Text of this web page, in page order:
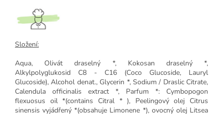
Složení:
Aqua, Olivát draselný *, Kokosan draselný *,
Alkylpolyglukosid C8 - C16 (Coco Glucoside, Lauryl
Glucoside), Alcohol denat., Glycerin *, Sodium / Draslic Citrate,
Calendula officinalis extract *, Parfum *: Cymbopogon
flexuosus oil *(contains Citral * ), Peelingový olej Citrus
sinensis vyjádřený *(obsahuje Limonene *), ovocný olej Litsea